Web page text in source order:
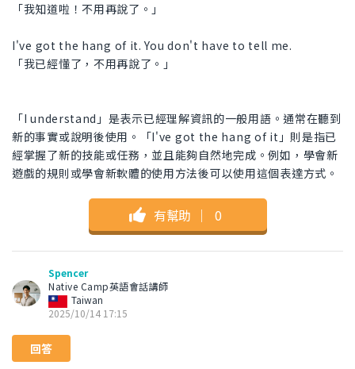
「我知道啦！不用再說了。」
I've got the hang of it. You don't have to tell me.
「我已經懂了，不用再說了。」
「I understand」是表示已經理解資訊的一般用語。通常在聽到
新的事實或說明後使用。「I've got the hang of it」則是指已
經掌握了新的技能或任務，並且能夠自然地完成。例如，學會新
遊戲的規則或學會新軟體的使用方法後可以使用這個表達方式。
有幫助 ｜ 0
Spencer
Native Camp英語會話講師
Taiwan
2025/10/14 17:15
回答